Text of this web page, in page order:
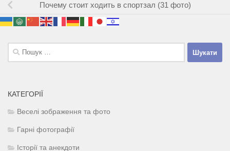
Почему стоит ходить в спортзал (31 фото)
Пошук:
КАТЕГОРІЇ
Веселі зображення та фото
Гарні фотографії
Історії та анекдоти